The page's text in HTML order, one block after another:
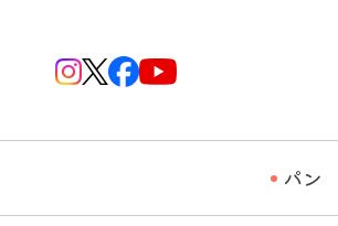
パン